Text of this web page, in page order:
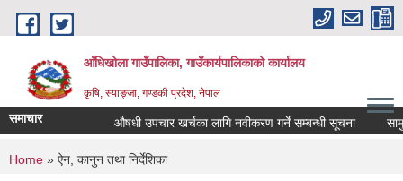
Skip to main content
आँधिखोला गाउँपालिका, गाउँकार्यपालिकाको कार्यालय
कृषि, स्याङ्जा, गण्डकी प्रदेश, नेपाल
समाचार औषधी उपचार खर्चका लागि नवीकरण गर्ने सम्बन्धी सूचना
You are here
Home » ऐन, कानुन तथा निर्देशिका